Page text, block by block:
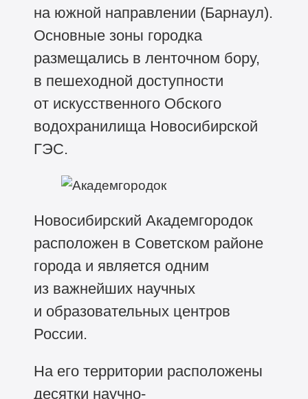
на южной направлении (Барнаул).
Основные зоны городка
размещались в ленточном бору,
в пешеходной доступности
от искусственного Обского
водохранилища Новосибирской
ГЭС.
Новосибирский Академгородок
расположен в Советском районе
города и является одним
из важнейших научных
и образовательных центров
России.
На его территории расположены
десятки научно-